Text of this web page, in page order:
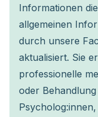
Informationen
allgemeinen
durch unsere
aktualisiert. Sie
professionelle
oder